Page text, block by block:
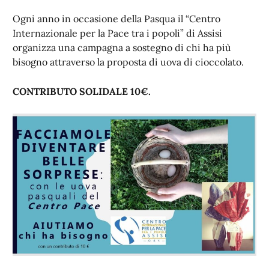
Ogni anno in occasione della Pasqua il “Centro
Internazionale per la Pace tra i popoli” di Assisi
organizza una campagna a sostegno di chi ha più
bisogno attraverso la proposta di uova di cioccolato.
CONTRIBUTO SOLIDALE 10€.